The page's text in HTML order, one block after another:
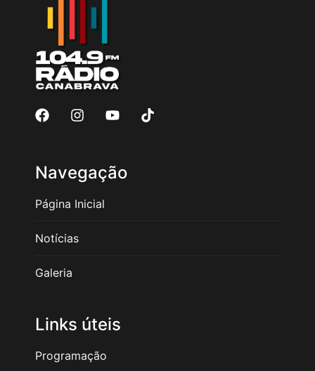
Navegação
Página Inicial
Notícias
Galeria
Links úteis
Programação